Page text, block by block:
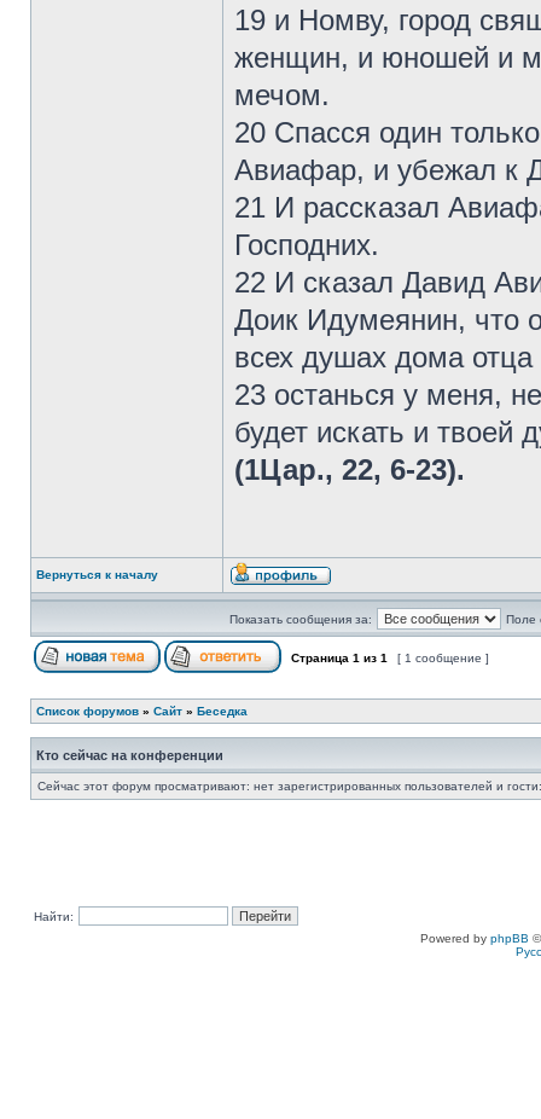
19 и Номву, город
женщин, и юношей и
мечом.
20 Спасся один
Авиафар, и убежал к
21 И рассказал
Господних.
22 И сказал Давид
Доик Идумеянин, что
всех душах дома отца
23 останься у меня,
будет искать и
(1Цар., 22, 6-23).
Вернуться к началу
Показать сообщения за: Поле
Страница 1 из 1 [ 1 сообщение ]
Список форумов » Сайт » Беседка
Кто сейчас на конференции
Сейчас этот форум просматривают: нет зарегистрированных пользователей и
Найти:
Powered by phpBB